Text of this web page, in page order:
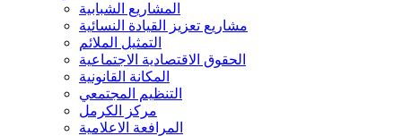
المشاريع الشبابية
مشاريع تعزيز القيادة النسائية
التمثيل الملائم
الحقوق الاقتصادية الاجتماعية
المكانة القانونية
التنظيم المجتمعي
مركز الكرمل
المرافعة الاعلامية